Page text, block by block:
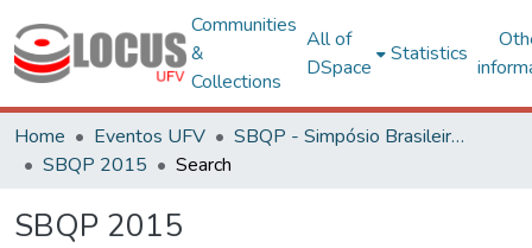
Communities
&
Collections
All of
DSpace
Statistics
Home Eventos UFV
SBQP - Simpósio Brasileiro de Qualidade do Projeto no Ambiente Construído
SBQP 2015
Search
SBQP 2015